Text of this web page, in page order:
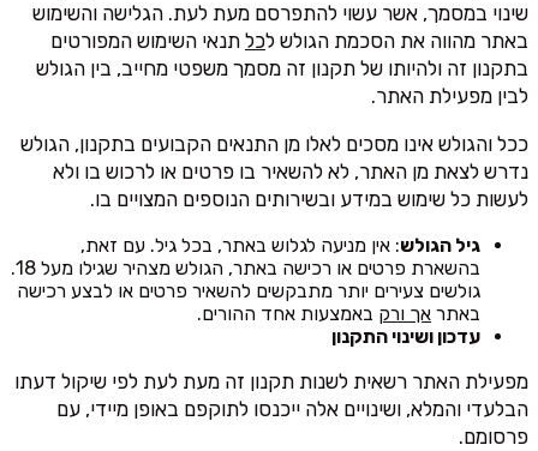
שינוי במסמך, אשר עשוי להתפרסם מעת לעת. הגלישה והשימוש
באתר מהווה את הסכמת הגולש לכל תנאי השימוש המפורטים
בתקנון זה ולהיותו של תקנון זה מסמך משפטי מחייב, בין הגולש
לבין מפעילת האתר.
ככל והגולש אינו מסכים לאלו מן התנאים הקבועים בתקנון, הגולש
נדרש לצאת מן האתר, לא להשאיר בו פרטים או לרכוש בו ולא
לעשות כל שימוש במידע ובשירותים הנוספים המצויים בו.
גיל הגולש: אין מניעה לגלוש באתר, בכל גיל. עם זאת,
בהשארת פרטים או רכישה באתר, הגולש מצהיר שגילו מעל 18.
גולשים צעירים יותר מתבקשים להשאיר פרטים או לבצע רכישה
באתר אך ורק באמצעות אחד ההורים.
עדכון ושינוי התקנון
מפעילת האתר רשאית לשנות תקנון זה מעת לעת לפי שיקול דעתו
הבלעדי והמלא, ושינויים אלה ייכנסו לתוקפם באופן מיידי, עם
פרסומם.